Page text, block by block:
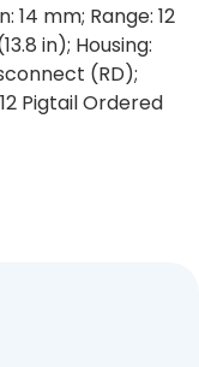
14 mm; Range: 12
in); Housing:
(RD);
Pigtail Ordered